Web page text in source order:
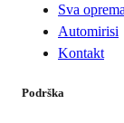
Sva oprema
Automirisi
Kontakt
Podrška